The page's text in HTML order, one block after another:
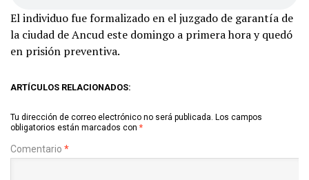
El individuo fue formalizado en el juzgado de garantía de
la ciudad de Ancud este domingo a primera hora y quedó
en prisión preventiva.
ARTÍCULOS RELACIONADOS:
Tu dirección de correo electrónico no será publicada. Los campos
obligatorios están marcados con *
Comentario *